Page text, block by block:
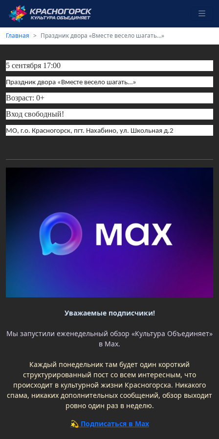
Главная Праздник двора «Вместе весело шагать…»
5 сентября 17:00
Праздник двора «Вместе весело шагать…»
Возраст: 0+
Вход свободный!
МО, г.о. Красногорск, пгт. Нахабино, ул. Школьная д.2
Уважаемые подписчики!
Мы запустили еженедельный обзор «Культура Объединяет»
в Max.
Каждый понедельник там будет один короткий
структурированный пост со всем интересным, что
происходит в культурной жизни Красногорска. Никакого
спама, никаких дополнительных сообщений, обзор выходит
ровно один раз в неделю.
💫 Подписаться в Max